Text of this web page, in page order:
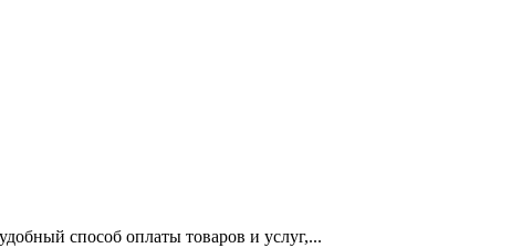
способ оплаты товаров и услуг,...